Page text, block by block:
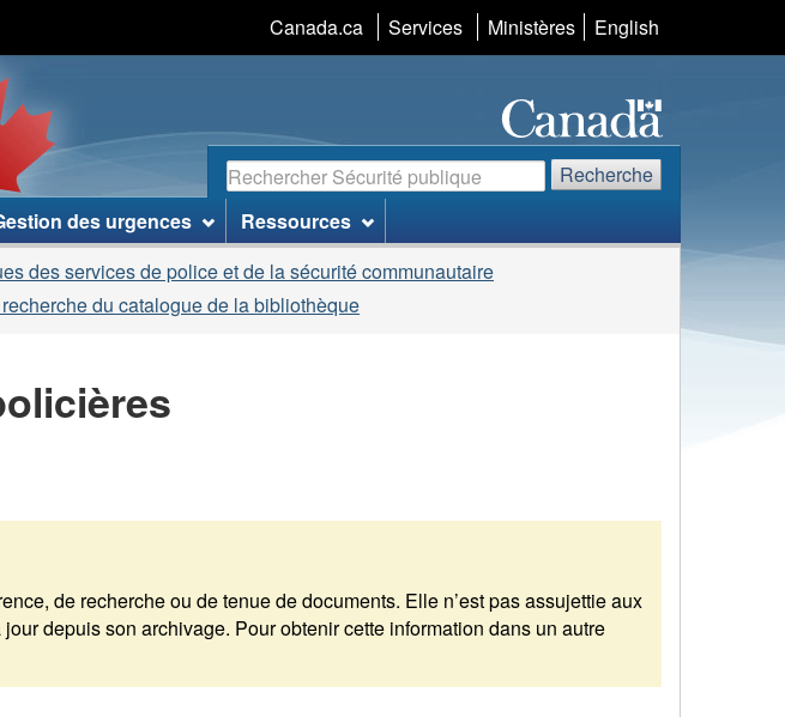
principal
propos
version
simplifiée
Canada.ca Services Ministères Sélection
de
la
langue
English
Recherche Recherche
des urgences Ressources
des services de police et de la sécurité communautaire
du catalogue de la bibliothèque
de recherche ou de tenue de documents. Elle n’est pas assujettie aux
depuis son archivage. Pour obtenir cette information dans un autre